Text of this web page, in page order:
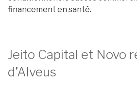
financement en santé.
Jeito Capital et Novo
d’Alveus